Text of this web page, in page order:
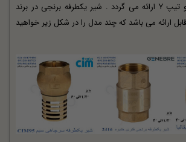
ته چاهی ، سوئینگ و تیپ Y ارائه می گردد . شیر یکطرفه برنجی در برند
ارائه می باشد که چند مدل را در شکل زیر خواهید